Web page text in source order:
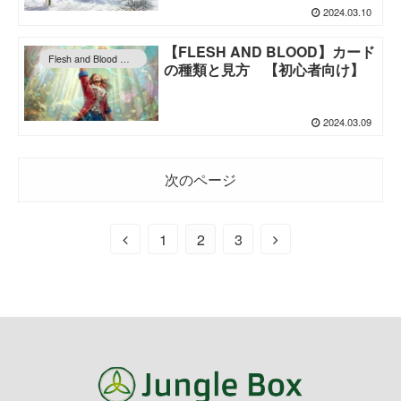
2024.03.10
【FLESH AND BLOOD】カード
の種類と見方 【初心者向け】
2024.03.09
次のページ
1 2 3